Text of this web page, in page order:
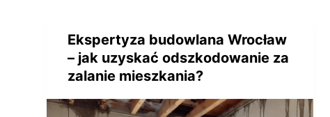
Ekspertyza budowlana Wrocław
– jak uzyskać odszkodowanie za
zalanie mieszkania?